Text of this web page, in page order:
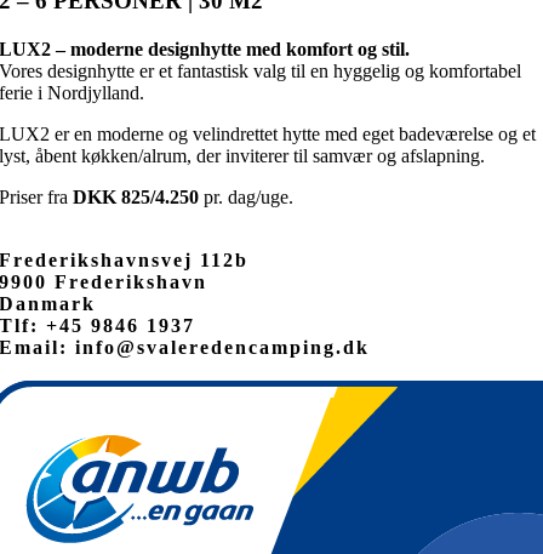
LUX2 – moderne designhytte med komfort og stil.
Vores designhytte er et fantastisk valg til en hyggelig og komfortabel
ferie i Nordjylland.
LUX2 er en moderne og velindrettet hytte med eget badeværelse og et
lyst, åbent køkken/alrum, der inviterer til samvær og afslapning.
Priser fraDKK 825/4.250 pr. dag/uge.
Frederikshavnsvej 112b
9900 Frederikshavn
Danmark
Tlf: +45 9846 1937
Email: info@svaleredencamping.dk